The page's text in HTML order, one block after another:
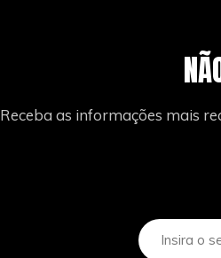
Receba as informações mais